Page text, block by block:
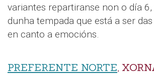
variantes repartiranse non o día
dunha tempada que está a ser
en canto a emocións.
PREFERENTE NORTE,